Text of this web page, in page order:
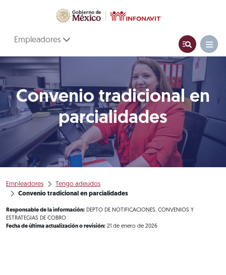
Empleadores
Convenio tradicional en
parcialidades
Empleadores
Tengo adeudos
Convenio tradicional en parcialidades
Responsable de la información: DEPTO DE NOTIFICACIONES, CONVENIOS Y
ESTRATEGIAS DE COBRO
Fecha de última actualización o revisión: 21 de enero de 2026